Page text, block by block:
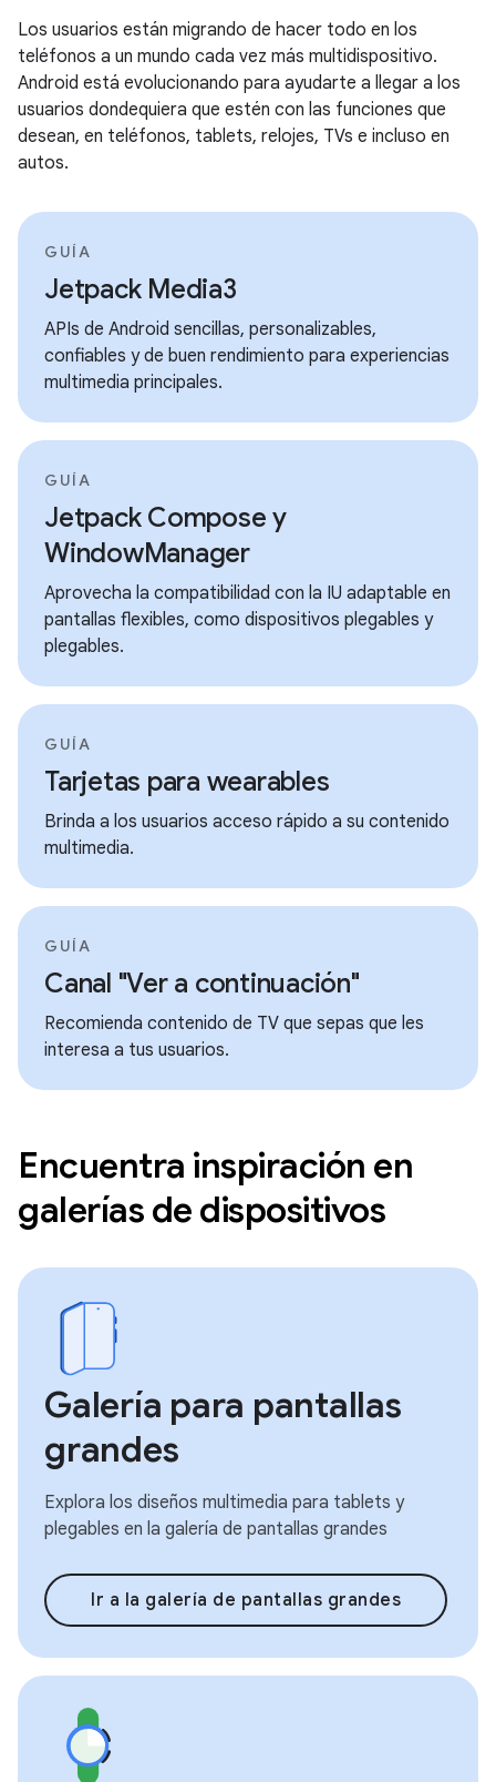
Los usuarios están migrando de hacer todo en los
teléfonos a un mundo cada vez más multidispositivo.
Android está evolucionando para ayudarte a llegar a los
usuarios dondequiera que estén con las funciones que
desean, en teléfonos, tablets, relojes, TVs e incluso en
autos.
GUÍA
Jetpack Media3
APIs de Android sencillas, personalizables,
confiables y de buen rendimiento para experiencias
multimedia principales.
GUÍA
Jetpack Compose y
WindowManager
Aprovecha la compatibilidad con la IU adaptable en
pantallas flexibles, como dispositivos plegables y
plegables.
GUÍA
Tarjetas para wearables
Brinda a los usuarios acceso rápido a su contenido
multimedia.
GUÍA
Canal "Ver a continuación"
Recomienda contenido de TV que sepas que les
interesa a tus usuarios.
Encuentra inspiración en
galerías de dispositivos
Galería para pantallas
grandes
Explora los diseños multimedia para tablets y
plegables en la galería de pantallas grandes
Ir a la galería de pantallas grandes